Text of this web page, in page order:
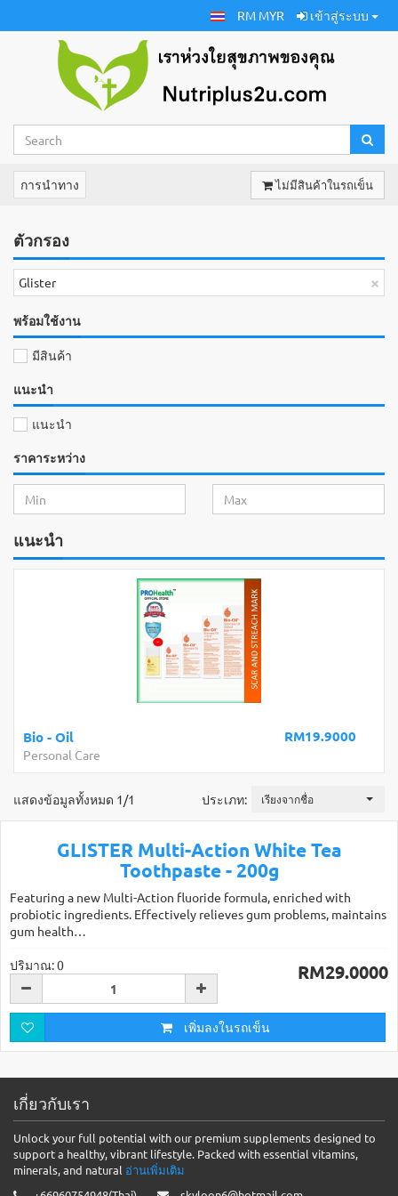
RM MYR เข้าสู่ระบบ
การนำทาง ไม่มีสินค้าในรถเข็น
ตัวกรอง
×
Glister
พร้อมใช้งาน
มีสินค้า
แนะนำ
แนะนำ
ราคาระหว่าง
แนะนำ
RM19.9000
Bio - Oil
Personal Care
ประเภท: เรียงจากชื่อ
แสดงข้อมูลทั้งหมด 1/1
GLISTER Multi-Action White Tea
Toothpaste - 200g
Featuring a new Multi-Action fluoride formula, enriched with
probiotic ingredients. Effectively relieves gum problems, maintains
gum health…
RM29.0000
ปริมาณ: 0
เพิ่มลงในรถเข็น
เกี่ยวกับเรา
Unlock your full potential with our premium supplements designed to
support a healthy, vibrant lifestyle. Packed with essential vitamins,
minerals, and natural อ่านเพิ่มเติม